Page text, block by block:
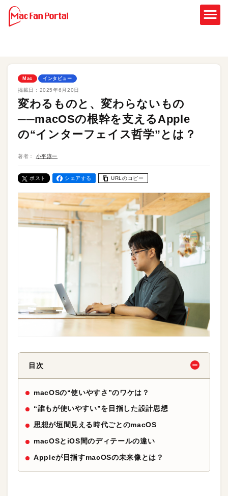
Mac インタビュー
掲載日： 2025年6月20日
変わるものと、変わらないもの
──macOSの根幹を支えるApple
の“インターフェイス哲学”とは？
著者： 小平淳一
ポスト シェアする URLのコピー
目次
macOSの“使いやすさ”のワケは？
“誰もが使いやすい”を目指した設計思想
思想が垣間見える時代ごとのmacOS
macOSとiOS間のディテールの違い
Appleが目指すmacOSの未来像とは？